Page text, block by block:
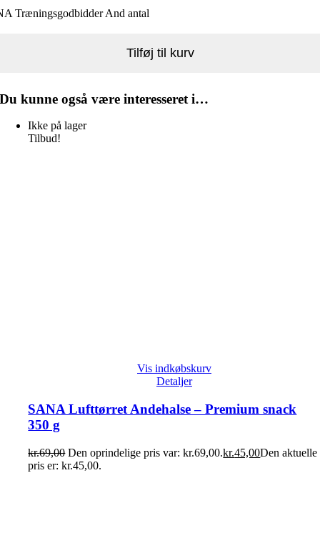
Træningsgodbidder And antal
Tilføj til kurv
Du kunne også være interesseret i…
Ikke på lager
Tilbud!
Vis indkøbskurv
Detaljer
SANA Lufttørret Andehalse – Premium snack
350 g
kr.69,00 Den oprindelige pris var: kr.69,00.kr.45,00Den aktuelle
pris er: kr.45,00.